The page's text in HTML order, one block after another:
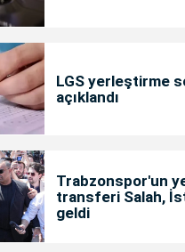
LGS yerleştirme
açıklandı
Trabzonspor'un
transferi Salah,
geldi